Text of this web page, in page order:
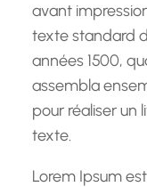
avant
texte standard
années 1500,
assembla
pour réaliser un
texte.
Lorem Ipsum